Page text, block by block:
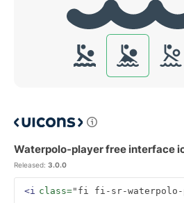
Waterpolo-player free interface
Released: 3.0.0
<i class="fi fi-sr-waterpolo-